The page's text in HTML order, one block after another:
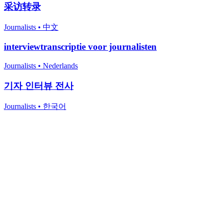
采访转录
Journalists • 中文
interviewtranscriptie voor journalisten
Journalists • Nederlands
기자 인터뷰 전사
Journalists • 한국어